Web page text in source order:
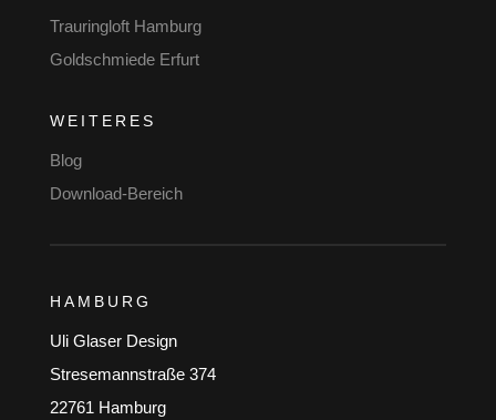
Trauringloft Hamburg
Goldschmiede Erfurt
WEITERES
Blog
Download-Bereich
HAMBURG
Uli Glaser Design
Stresemannstraße 374
22761 Hamburg